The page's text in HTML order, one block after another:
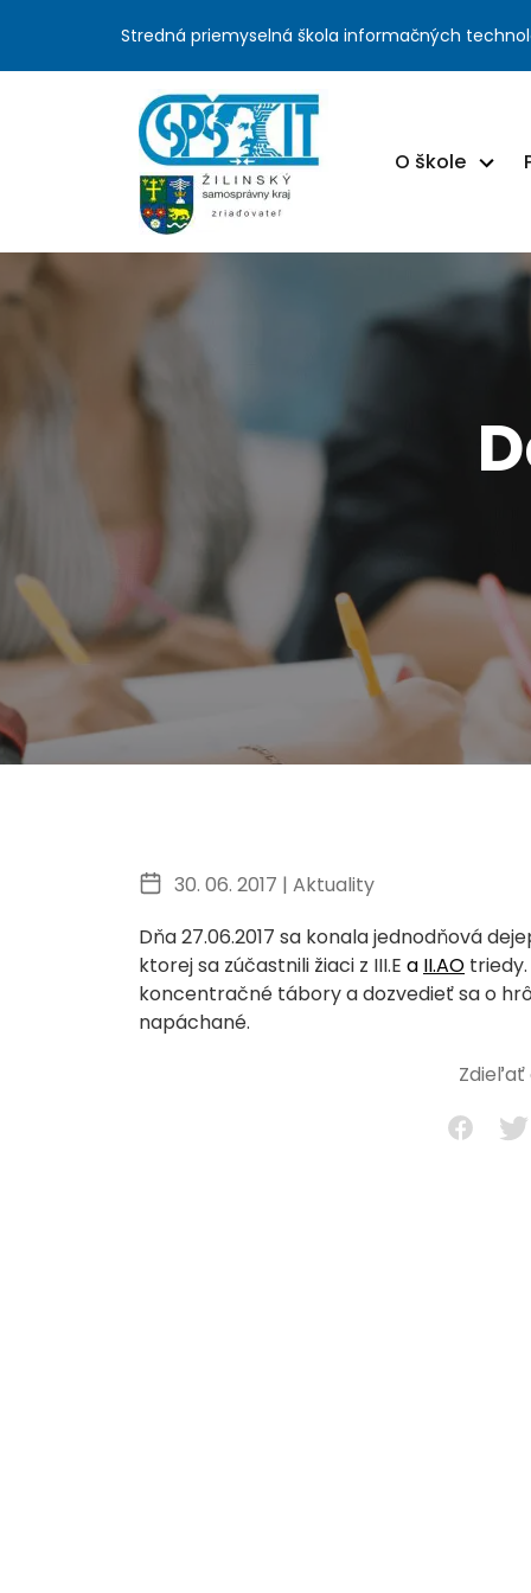
Stredná priemyselná škola informačných
O škole
30. 06. 2017 | Aktuality
Dňa 27.06.2017 sa konala jednodňová
ktorej sa zúčastnili žiaci z III.E a II.AO
koncentračné tábory a dozvedieť sa o
napáchané.
Zdieľať